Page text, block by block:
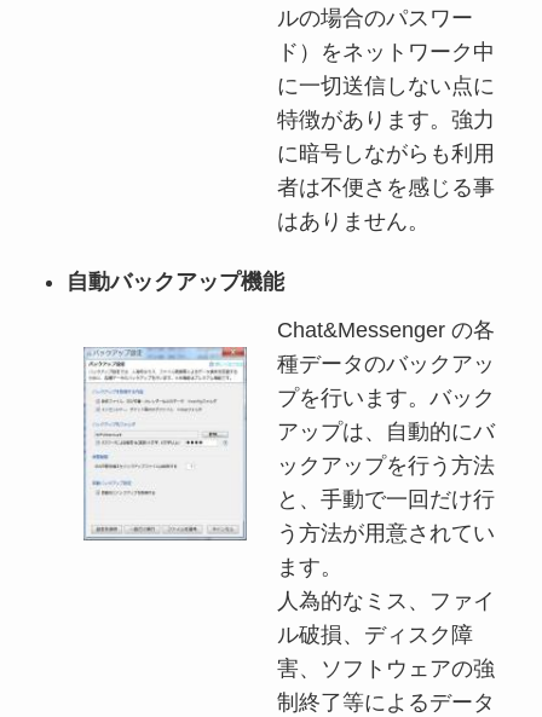
ルの場合のパスワー
ド）をネットワーク中
に一切送信しない点に
特徴があります。強力
に暗号しながらも利用
者は不便さを感じる事
はありません。
自動バックアップ機能
Chat&Messenger の各
種データのバックアッ
プを行います。バック
アップは、自動的にバ
ックアップを行う方法
と、手動で一回だけ行
う方法が用意されてい
ます。
人為的なミス、ファイ
ル破損、ディスク障
害、ソフトウェアの強
制終了等によるデータ